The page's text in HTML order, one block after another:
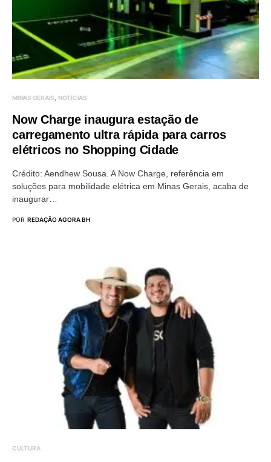
MINAS GERAIS NOTÍCIAS
Now Charge inaugura estação de
carregamento ultra rápida para carros
elétricos no Shopping Cidade
Crédito: Aendhew Sousa. A Now Charge, referência em
soluções para mobilidade elétrica em Minas Gerais, acaba de
inaugurar…
POR REDAÇÃO AGORA BH
CULTURA